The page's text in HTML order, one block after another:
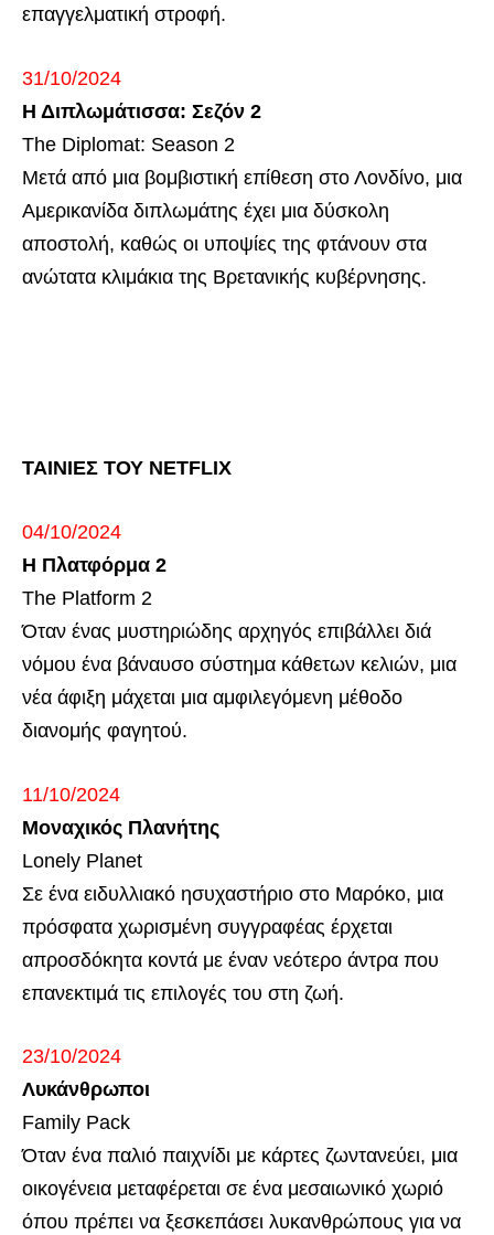
επαγγελματική στροφή.
31/10/2024
Η Διπλωμάτισσα: Σεζόν 2
The Diplomat: Season 2
Μετά από μια βομβιστική επίθεση στο Λονδίνο, μια
Αμερικανίδα διπλωμάτης έχει μια δύσκολη
αποστολή, καθώς οι υποψίες της φτάνουν στα
ανώτατα κλιμάκια της Βρετανικής κυβέρνησης.
ΤΑΙΝΙΕΣ ΤΟΥ NETFLIX
04/10/2024
Η Πλατφόρμα 2
The Platform 2
Όταν ένας μυστηριώδης αρχηγός επιβάλλει διά
νόμου ένα βάναυσο σύστημα κάθετων κελιών, μια
νέα άφιξη μάχεται μια αμφιλεγόμενη μέθοδο
διανομής φαγητού.
11/10/2024
Μοναχικός Πλανήτης
Lonely Planet
Σε ένα ειδυλλιακό ησυχαστήριο στο Μαρόκο, μια
πρόσφατα χωρισμένη συγγραφέας έρχεται
απροσδόκητα κοντά με έναν νεότερο άντρα που
επανεκτιμά τις επιλογές του στη ζωή.
23/10/2024
Λυκάνθρωποι
Family Pack
Όταν ένα παλιό παιχνίδι με κάρτες ζωντανεύει, μια
οικογένεια μεταφέρεται σε ένα μεσαιωνικό χωριό
όπου πρέπει να ξεσκεπάσει λυκανθρώπους για να